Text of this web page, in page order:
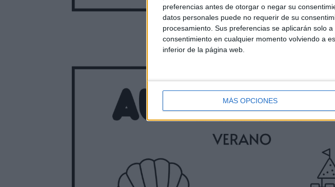
preferencias antes de otorgar o negar su
datos personales puede no requerir de su
procesamiento. Sus preferencias se aplicarán solo
consentimiento en cualquier momento volviendo a
inferior de la página web.
MÁS OPCIONES